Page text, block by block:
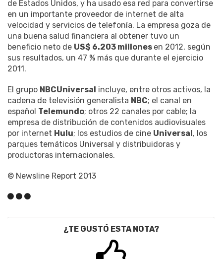
de Estados Unidos, y ha usado esa red para convertirse
en un importante proveedor de internet de alta
velocidad y servicios de telefonía. La empresa goza de
una buena salud financiera al obtener tuvo un
beneficio neto de US$ 6.203 millones en 2012, según
sus resultados, un 47 % más que durante el ejercicio
2011.
El grupo NBCUniversal incluye, entre otros activos, la
cadena de televisión generalista NBC; el canal en
español Telemundo; otros 22 canales por cable; la
empresa de distribución de contenidos audiovisuales
por internet Hulu; los estudios de cine Universal, los
parques temáticos Universal y distribuidoras y
productoras internacionales.
© Newsline Report 2013
¿TE GUSTÓ ESTA NOTA?